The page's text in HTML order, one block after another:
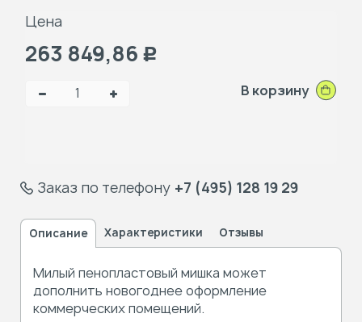
Цена
263 849,86 Р
В корзину
Заказ по телефону +7 (495) 128 19 29
Описание Характеристики Отзывы
Милый пенопластовый мишка может
дополнить новогоднее оформление
коммерческих помещений.